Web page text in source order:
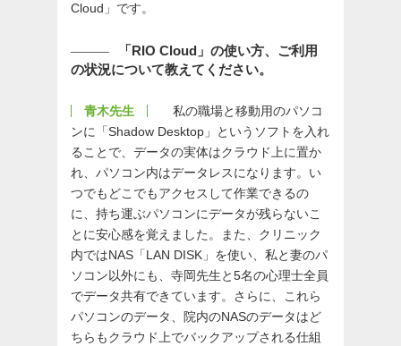
Cloud」です。
「RIO Cloud」の使い方、ご利用
の状況について教えてください。
青木先生
私の職場と移動用のパソコ
ンに「Shadow Desktop」というソフトを入れ
ることで、データの実体はクラウド上に置か
れ、パソコン内はデータレスになります。い
つでもどこでもアクセスして作業できるの
に、持ち運ぶパソコンにデータが残らないこ
とに安心感を覚えました。また、クリニック
内ではNAS「LAN DISK」を使い、私と妻のパ
ソコン以外にも、寺岡先生と5名の心理士全員
でデータ共有できています。さらに、これら
パソコンのデータ、院内のNASのデータはど
ちらもクラウド上でバックアップされる仕組